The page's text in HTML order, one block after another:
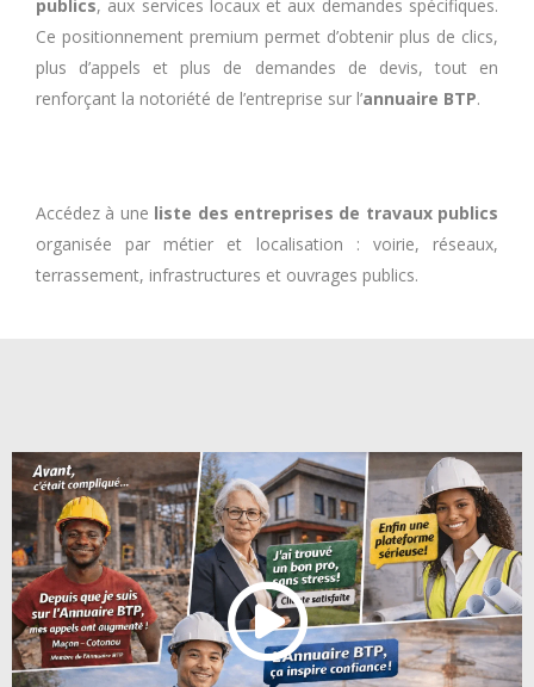
publics, aux services locaux et aux demandes spécifiques.
Ce positionnement premium permet d’obtenir plus de clics,
plus d’appels et plus de demandes de devis, tout en
renforçant la notoriété de l’entreprise sur l’annuaire BTP.
Accédez à une liste des entreprises de travaux publics
organisée par métier et localisation : voirie, réseaux,
terrassement, infrastructures et ouvrages publics.